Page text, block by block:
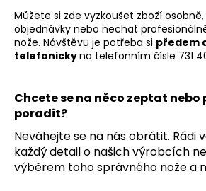
Můžete si zde vyzkoušet zboží
objednávky nebo nechat
nože. Návštěvu je potřeba si předem
telefonickyna telefonním čísle 731
Chcete se na něco zeptat
poradit?
Neváhejte se na nás obrátit. Rádi
každý detail o našich výrobcích
výběrem toho správného nože a
b
u
j
e
n
a
j
í